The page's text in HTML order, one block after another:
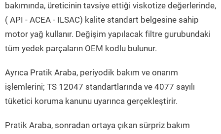
bakımında, üreticinin tavsiye ettiği viskotize değerlerinde,
( API - ACEA - ILSAC) kalite standart belgesine sahip
motor yağ kullanır. Değişim yapılacak filtre gurubundaki
tüm yedek parçaların OEM kodlu bulunur.
Ayrıca Pratik Araba, periyodik bakım ve onarım
işlemlerini; TS 12047 standartlarında ve 4077 sayılı
tüketici koruma kanunu uyarınca gerçekleştirir.
Pratik Araba, sonradan ortaya çıkan sürpriz bakım